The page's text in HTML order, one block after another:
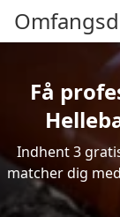
Få
Indhent 3
matcher dig